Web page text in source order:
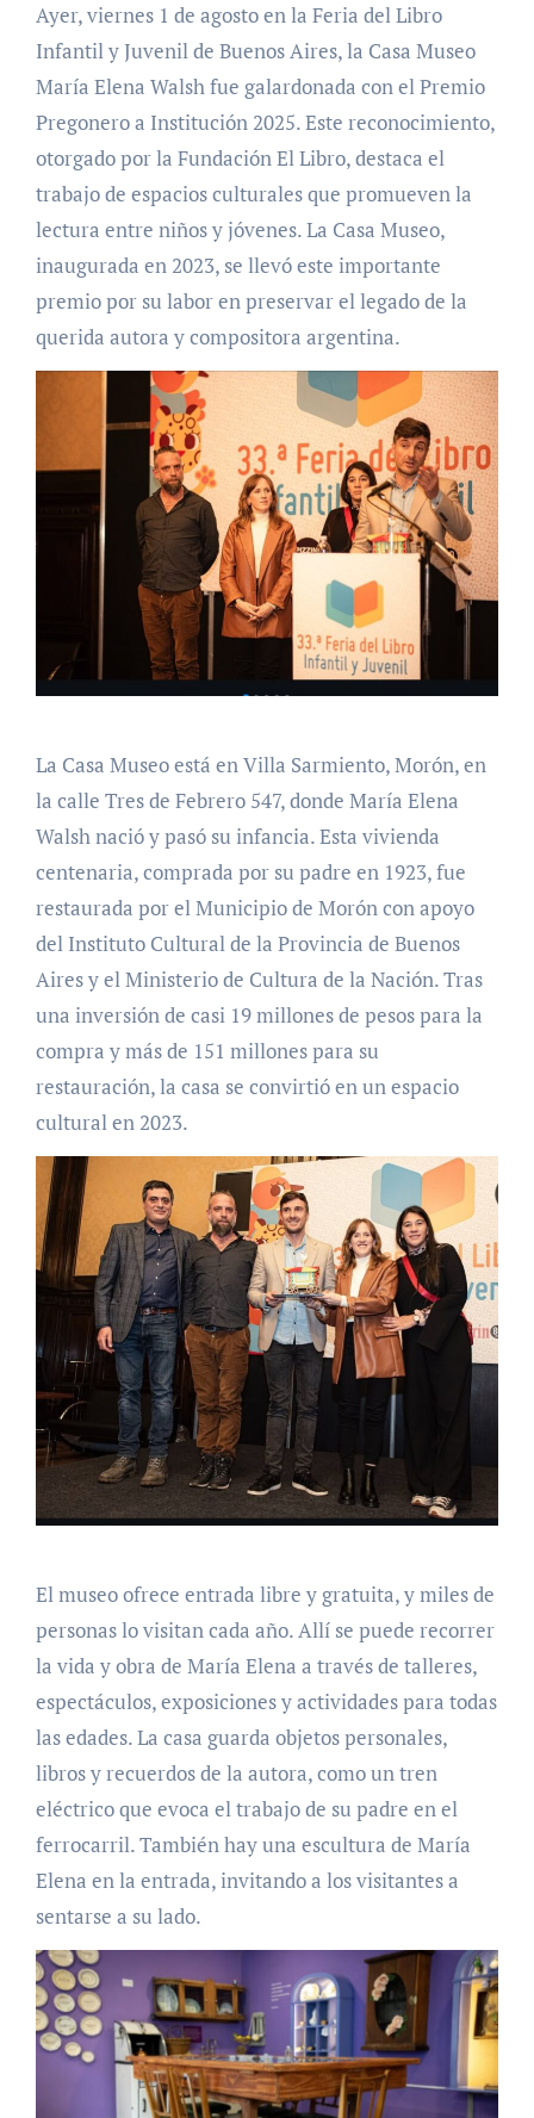
Ayer, viernes 1 de agosto en la Feria del Libro
Infantil y Juvenil de Buenos Aires, la Casa Museo
María Elena Walsh fue galardonada con el Premio
Pregonero a Institución 2025. Este reconocimiento,
otorgado por la Fundación El Libro, destaca el
trabajo de espacios culturales que promueven la
lectura entre niños y jóvenes. La Casa Museo,
inaugurada en 2023, se llevó este importante
premio por su labor en preservar el legado de la
querida autora y compositora argentina.
La Casa Museo está en Villa Sarmiento, Morón, en
la calle Tres de Febrero 547, donde María Elena
Walsh nació y pasó su infancia. Esta vivienda
centenaria, comprada por su padre en 1923, fue
restaurada por el Municipio de Morón con apoyo
del Instituto Cultural de la Provincia de Buenos
Aires y el Ministerio de Cultura de la Nación. Tras
una inversión de casi 19 millones de pesos para la
compra y más de 151 millones para su
restauración, la casa se convirtió en un espacio
cultural en 2023.
El museo ofrece entrada libre y gratuita, y miles de
personas lo visitan cada año. Allí se puede recorrer
la vida y obra de María Elena a través de talleres,
espectáculos, exposiciones y actividades para todas
las edades. La casa guarda objetos personales,
libros y recuerdos de la autora, como un tren
eléctrico que evoca el trabajo de su padre en el
ferrocarril. También hay una escultura de María
Elena en la entrada, invitando a los visitantes a
sentarse a su lado.